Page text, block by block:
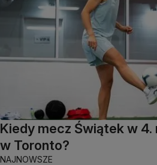
Kiedy mecz Świątek w 4.
w Toronto?
NAJNOWSZE